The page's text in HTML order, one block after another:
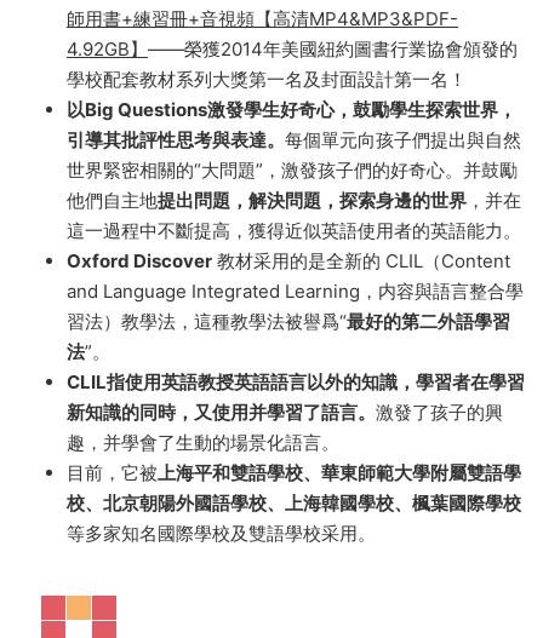
Oxford Discover第2版 牛津探索發現
Oxford Discover第2版 牛津探索發現 全6級學生用書+教
師用書+練習冊+音視頻【高清MP4&MP3&PDF-
4.92GB】——榮獲2014年美國紐約圖書行業協會頒發的
學校配套教材系列大獎第一名及封面設計第一名！
以Big Questions激發學生好奇心，鼓勵學生探索世界，
引導其批評性思考與表達。 每個單元向孩子們提出與自然
世界緊密相關的“大問題”，激發孩子們的好奇心。并鼓勵
他們自主地
這一過程中不斷提高，獲得近似英語使用者的英語能力。
Oxford Discover教材采用的是全新的 CLIL（Content
and Language Integrated Learning，内容與語言整合學
習法）教學法，這種教學法被譽爲“最好的第二外語學習
法”。
CLIL指使用英語教授英語語言以外的知識，學習者在學習
趣，并學會了生動的場景化語言。
目前，它被